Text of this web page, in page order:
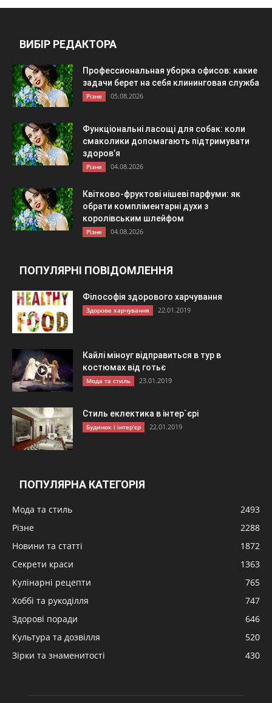
ВИБІР РЕДАКТОРА
Профессиональная уборка офисов: какие
задачи берет на себя клининговая служба
Різне 05.08.2026
Функціональні ласощі для собак: коли
смаколики допомагають підтримувати
здоров’я
Різне 04.08.2026
Квітково-фруктові нішеві парфуми: як
обрати компліментарні духи з
королівським шлейфом
Різне 04.08.2026
ПОПУЛЯРНІ ПОВІДОМЛЕННЯ
Філософія здорового харчування
Здорове харчування 22.01.2019
Кайлі міноуг відправиться в тур в
костюмах від готьє
Мода та стиль 23.01.2019
Стиль еклектика в інтер`єрі
Будинок і інтер'єр 22.01.2019
ПОПУЛЯРНА КАТЕГОРІЯ
Мода та стиль
2493
Різне
2288
Новини та статті
1872
Секрети краси
1363
Кулінарні рецепти
765
Хоббі та рукоділля
747
Здорові поради
646
Культура та дозвілля
520
Зірки та знаменитості
430